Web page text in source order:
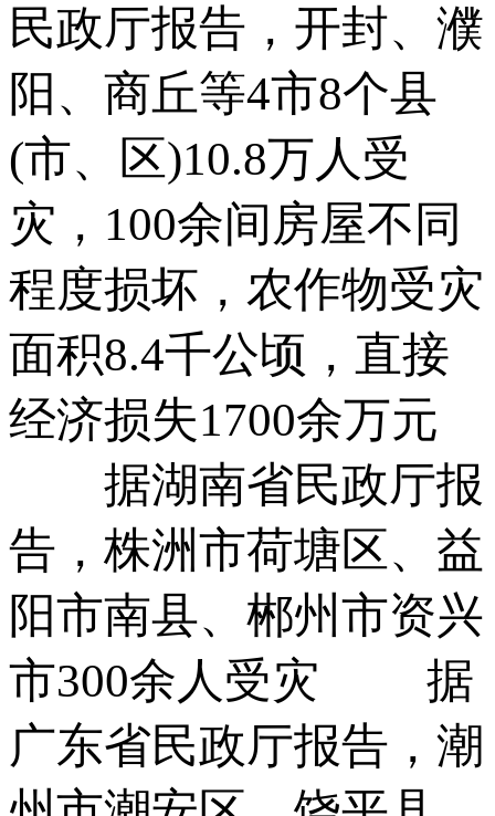
民政厅报告，开封、濮
阳、商丘等4市8个县
(市、区)10.8万人受
灾，100余间房屋不同
程度损坏，农作物受灾
面积8.4千公顷，直接
经济损失1700余万元
据湖南省民政厅报
告，株洲市荷塘区、益
阳市南县、郴州市资兴
市300余人受灾 据
广东省民政厅报告，潮